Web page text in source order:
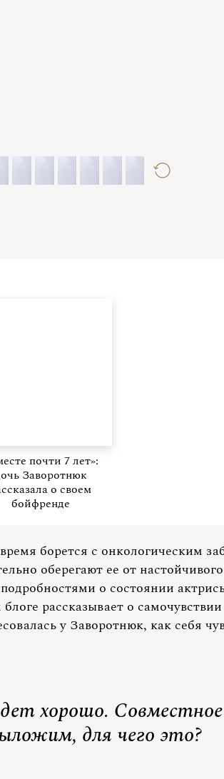
почти 7 лет»:
Заворотнюк
о своем
бойфренде
борется с онкологическим
оберегают ее от
о состоянии
рассказывает о
у Заворотнюк, как себя
хорошо. Совместное
для чего это?